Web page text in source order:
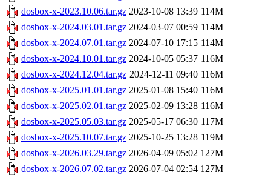
dosbox-x-2023.10.06.tar.gz 2023-10-08 13:39 114M
dosbox-x-2024.03.01.tar.gz 2024-03-07 00:59 114M
dosbox-x-2024.07.01.tar.gz 2024-07-10 17:15 114M
dosbox-x-2024.10.01.tar.gz 2024-10-05 05:37 116M
dosbox-x-2024.12.04.tar.gz 2024-12-11 09:40 116M
dosbox-x-2025.01.01.tar.gz 2025-01-08 15:40 116M
dosbox-x-2025.02.01.tar.gz 2025-02-09 13:28 116M
dosbox-x-2025.05.03.tar.gz 2025-05-17 06:30 117M
dosbox-x-2025.10.07.tar.gz 2025-10-25 13:28 119M
dosbox-x-2026.03.29.tar.gz 2026-04-09 05:02 127M
dosbox-x-2026.07.02.tar.gz 2026-07-04 02:54 127M